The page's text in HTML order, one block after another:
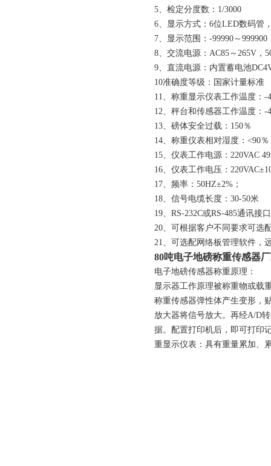
5、检定分度数：1/3000
6、显示方式：6位LED数码管
7、显示范围：-99990～999900
8、交流电源：AC85～265V，
9、直流电源：内置蓄电池
10准确度等级：国家计量标准
11、称重显示仪表工作温度：
12、秤台和传感器工作温度
13、磅体安全过载：150％
14、称重仪表相对湿度：<90％
15、仪表工作电源：220VAC
16、仪表工作电压：
17、频率：50HZ±2%；
18、信号电缆长度：30-50米
19、RS-232C或RS-485通讯接
20、可根据客户不同要求可选
21、可选配网络板管理软件，
80吨电子地磅称重传感器
电子地磅传感器称重原理：
显示器工作原理被称重物或载
称重传感器弹性体产生变形，
放大器将信号放大。再经A/D
据。配置打印机后，即可打印
重显示仪表：具有重量累加、